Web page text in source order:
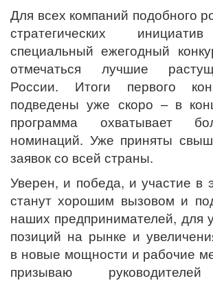
Для всех компаний подобного
стратегических
специальный ежегодный
отмечаться лучшие
России. Итоги первого
подведены уже скоро – в
программа охватывает
номинаций. Уже приняты
заявок со всей страны.
Уверен, и победа, и участие в
станут хорошим вызовом и
наших предпринимателей, для
позиций на рынке и
в новые мощности и рабочие
призываю